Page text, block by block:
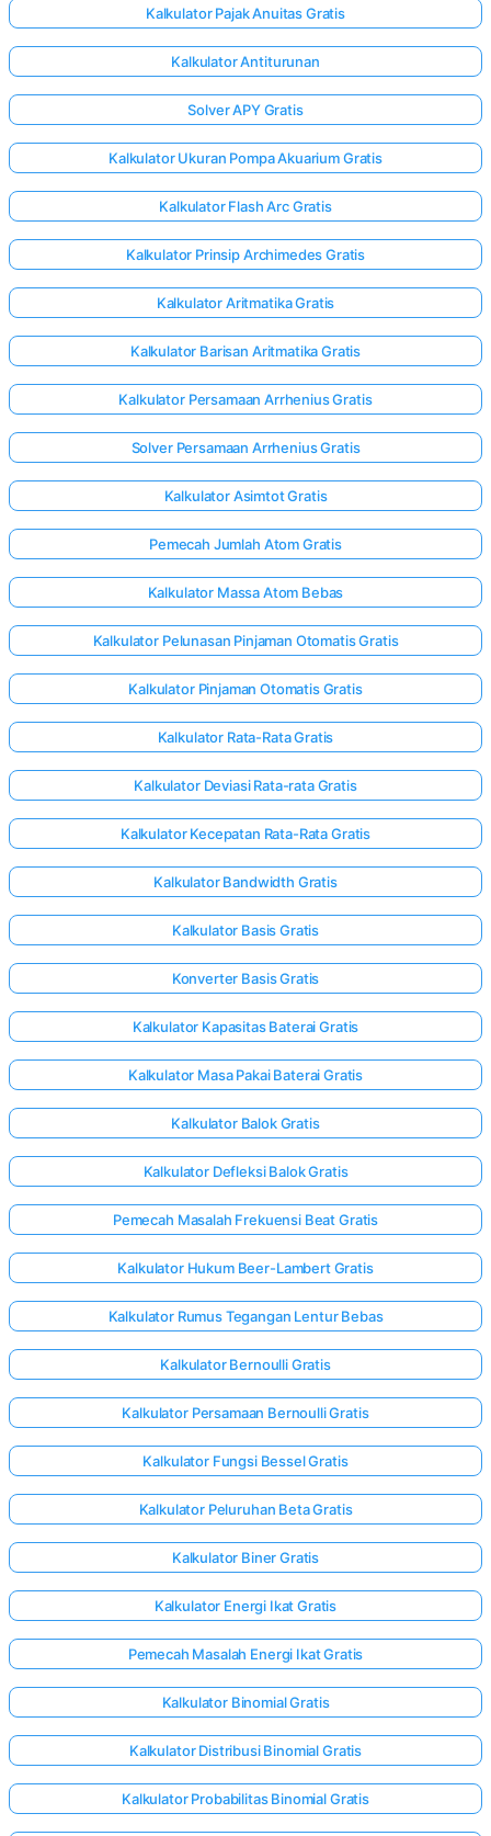
Ada
Ajukan
Anda
Kalkulator Pajak Anuitas Gratis
Kalkulator Antiturunan
Solver APY Gratis
Kalkulator Ukuran Pompa Akuarium Gratis
Kalkulator Flash Arc Gratis
Kalkulator Prinsip Archimedes Gratis
Kalkulator Aritmatika Gratis
Kalkulator Barisan Aritmatika Gratis
Kalkulator Persamaan Arrhenius Gratis
Solver Persamaan Arrhenius Gratis
Kalkulator Asimtot Gratis
Pemecah Jumlah Atom Gratis
Kalkulator Massa Atom Bebas
Kalkulator Pelunasan Pinjaman Otomatis Gratis
Kalkulator Pinjaman Otomatis Gratis
Kalkulator Rata-Rata Gratis
Kalkulator Deviasi Rata-rata Gratis
Kalkulator Kecepatan Rata-Rata Gratis
Kalkulator Bandwidth Gratis
Kalkulator Basis Gratis
Konverter Basis Gratis
Kalkulator Kapasitas Baterai Gratis
Kalkulator Masa Pakai Baterai Gratis
Kalkulator Balok Gratis
Kalkulator Defleksi Balok Gratis
Pemecah Masalah Frekuensi Beat Gratis
Kalkulator Hukum Beer-Lambert Gratis
Kalkulator Rumus Tegangan Lentur Bebas
Kalkulator Bernoulli Gratis
Kalkulator Persamaan Bernoulli Gratis
Kalkulator Fungsi Bessel Gratis
Kalkulator Peluruhan Beta Gratis
Kalkulator Biner Gratis
Kalkulator Energi Ikat Gratis
Pemecah Masalah Energi Ikat Gratis
Kalkulator Binomial Gratis
Kalkulator Distribusi Binomial Gratis
Kalkulator Probabilitas Binomial Gratis